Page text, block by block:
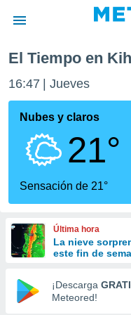
de
por
que se
calidad.
a este
las
y
forma
digital
basada
El Tiempo en
16:47 Jueves
Nubes y claros
21°
Sensación de 21°
Última hora
La nieve
este fin de
¡Descarga
Meteored!